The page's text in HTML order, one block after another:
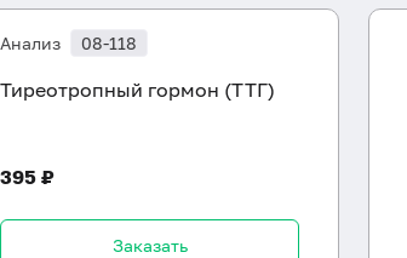
Анализ 08-118
Тиреотропный гормон (ТТГ)
395 ₽
Заказать